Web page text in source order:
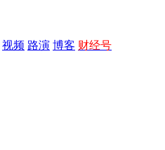
视频 路演 博客 财经号